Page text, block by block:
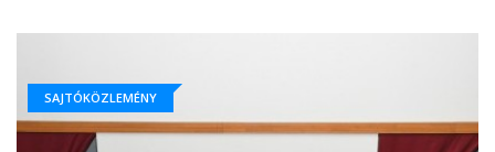
SAJTÓKÖZLEMÉNY